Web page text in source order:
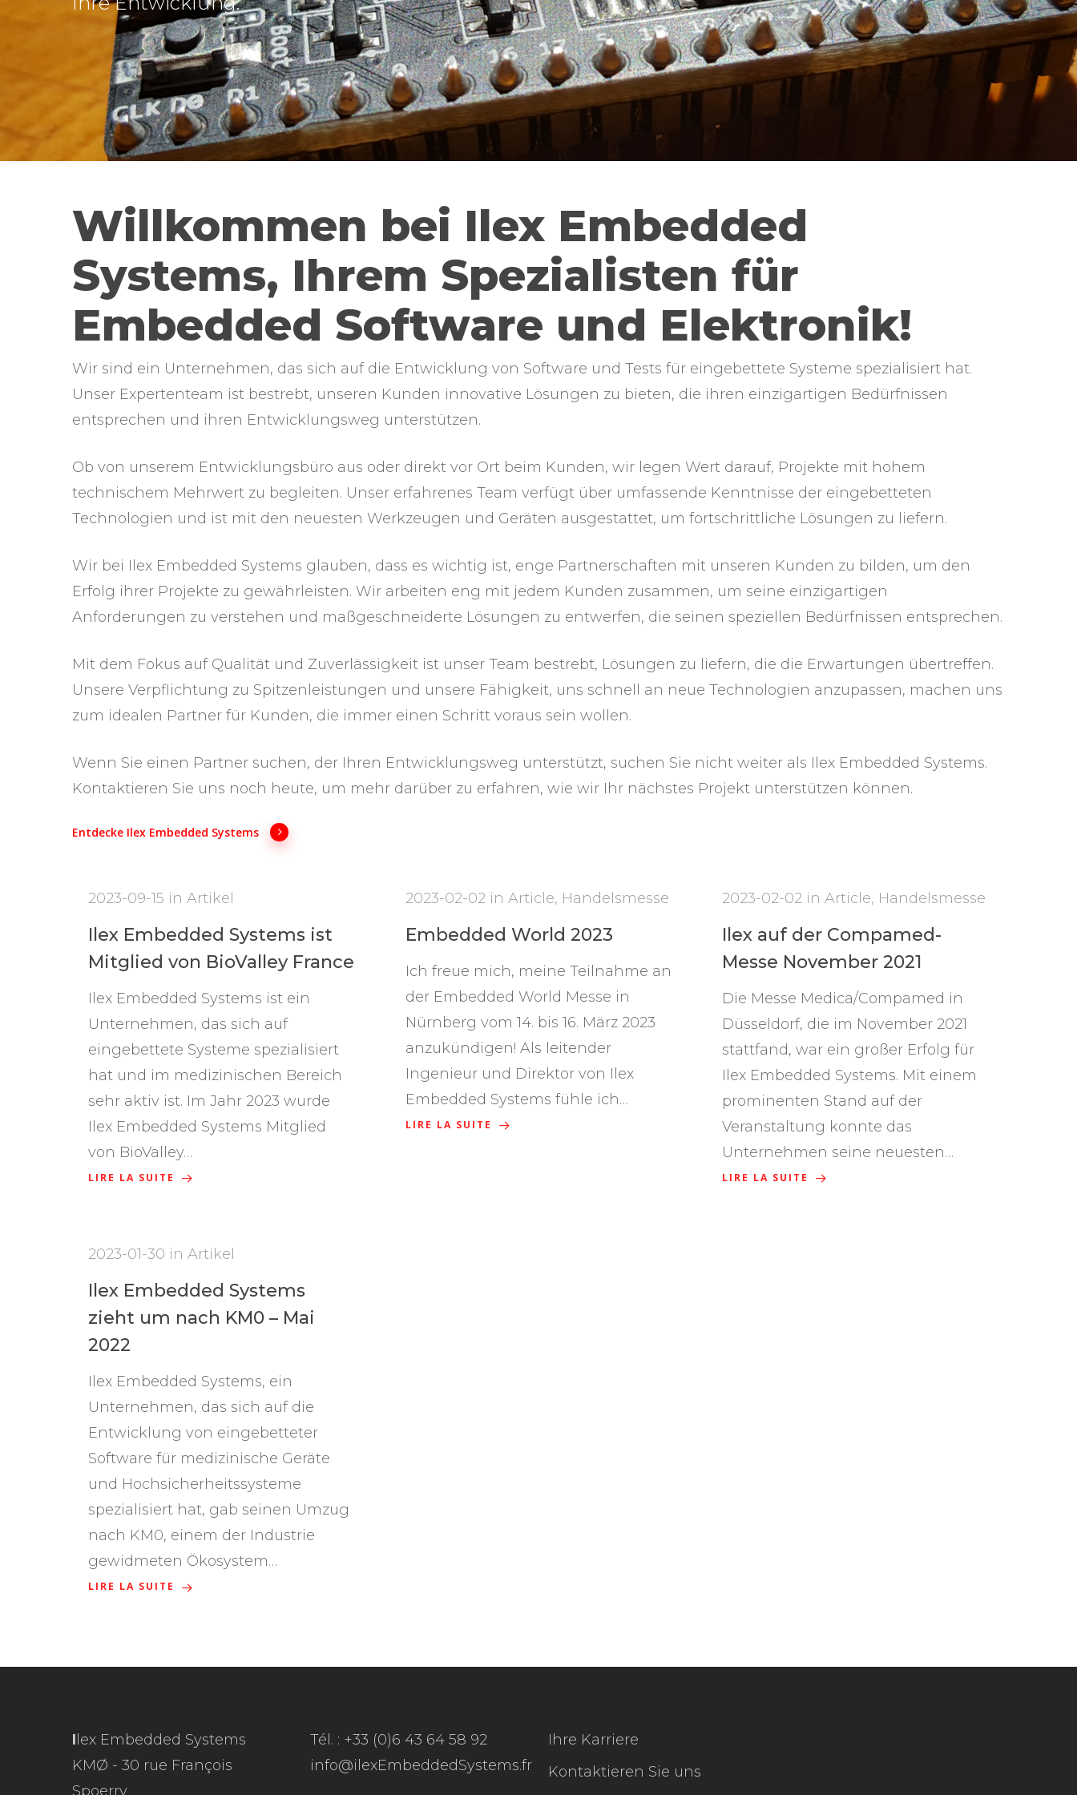
Willkommen bei Ilex Embedded
Systems, Ihrem Spezialisten für
Embedded Software und Elektronik!
Wir sind ein Unternehmen, das sich auf die Entwicklung von Software und Tests für eingebettete Systeme spezialisiert hat.
Unser Expertenteam ist bestrebt, unseren Kunden innovative Lösungen zu bieten, die ihren einzigartigen Bedürfnissen
entsprechen und ihren Entwicklungsweg unterstützen.
Ob von unserem Entwicklungsbüro aus oder direkt vor Ort beim Kunden, wir legen Wert darauf, Projekte mit hohem
technischem Mehrwert zu begleiten. Unser erfahrenes Team verfügt über umfassende Kenntnisse der eingebetteten
Technologien und ist mit den neuesten Werkzeugen und Geräten ausgestattet, um fortschrittliche Lösungen zu liefern.
Wir bei Ilex Embedded Systems glauben, dass es wichtig ist, enge Partnerschaften mit unseren Kunden zu bilden, um den
Erfolg ihrer Projekte zu gewährleisten. Wir arbeiten eng mit jedem Kunden zusammen, um seine einzigartigen
Anforderungen zu verstehen und maßgeschneiderte Lösungen zu entwerfen, die seinen speziellen Bedürfnissen entsprechen.
Mit dem Fokus auf Qualität und Zuverlässigkeit ist unser Team bestrebt, Lösungen zu liefern, die die Erwartungen übertreffen.
Unsere Verpflichtung zu Spitzenleistungen und unsere Fähigkeit, uns schnell an neue Technologien anzupassen, machen uns
zum idealen Partner für Kunden, die immer einen Schritt voraus sein wollen.
Wenn Sie einen Partner suchen, der Ihren Entwicklungsweg unterstützt, suchen Sie nicht weiter als Ilex Embedded Systems.
Kontaktieren Sie uns noch heute, um mehr darüber zu erfahren, wie wir Ihr nächstes Projekt unterstützen können.
Entdecke Ilex Embedded Systems
2023-09-15 inArtikel
Ilex Embedded Systems ist
Mitglied von BioValley France
Ilex Embedded Systems ist ein
Unternehmen, das sich auf
eingebettete Systeme spezialisiert
hat und im medizinischen Bereich
sehr aktiv ist. Im Jahr 2023 wurde
Ilex Embedded Systems Mitglied
von BioValley…
LIRE LA SUITE
2023-02-02in Article, Handelsmesse
Embedded World 2023
Ich freue mich, meine Teilnahme an
der Embedded World Messe in
Nürnberg vom 14. bis 16. März 2023
anzukündigen! Als leitender
Ingenieur und Direktor von Ilex
Embedded Systems fühle ich…
LIRE LA SUITE
2023-02-02 inArticle, Handelsmesse
Ilex auf der Compamed-
Messe November 2021
Die Messe Medica/Compamed in
Düsseldorf, die im November 2021
stattfand, war ein großer Erfolg für
Ilex Embedded Systems. Mit einem
prominenten Stand auf der
Veranstaltung konnte das
Unternehmen seine neuesten…
LIRE LA SUITE
2023-01-30 inArtikel
Ilex Embedded Systems
zieht um nach KM0 – Mai
2022
Ilex Embedded Systems, ein
Unternehmen, das sich auf die
Entwicklung von eingebetteter
Software für medizinische Geräte
und Hochsicherheitssysteme
spezialisiert hat, gab seinen Umzug
nach KM0, einem der Industrie
gewidmeten Ökosystem…
LIRE LA SUITE
I lex Embedded Systems
KMØ - 30 rue François
Spoerry
Tél. : +33 (0)6 43 64 58 92
info@ilexEmbeddedSystems.fr
Ihre Karriere
Kontaktieren Sie uns